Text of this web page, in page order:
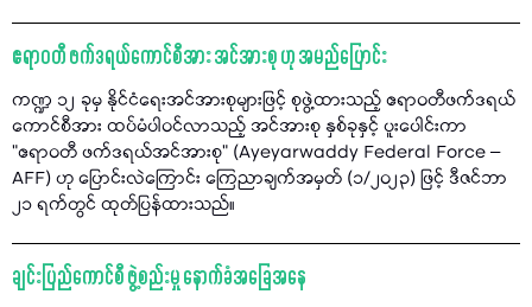
ဧရာဝတီ ဖက်ဒရယ်ကောင်စီအား အင်အားစု ဟု အမည်ပြောင်း
ကဏ္ဍ ၁၂ ခုမှ နိုင်ငံရေးအင်အားစုများဖြင့် စုဖွဲ့ထားသည့် ဧရာဝတီဖက်ဒရယ်
ကောင်စီအား ထပ်မံပါဝင်လာသည့် အင်အားစု နှစ်ခုနှင့် ပူးပေါင်းကာ
"ဧရာဝတီ ဖက်ဒရယ်အင်အားစု" (Ayeyarwaddy Federal Force –
AFF) ဟု ပြောင်းလဲကြောင်း ကြေညာချက်အမှတ် (၁/၂၀၂၃) ဖြင့် ဒီဇင်ဘာ
၂၁ ရက်တွင် ထုတ်ပြန်ထားသည်။
ချင်းပြည်ကောင်စီ ဖွဲ့စည်းမှု နောက်ခံအခြေအနေ